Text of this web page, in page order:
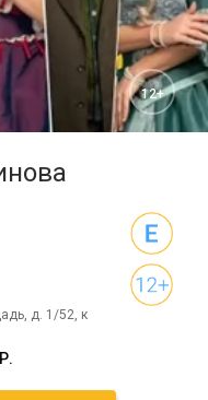
12+
д. 1/52, к